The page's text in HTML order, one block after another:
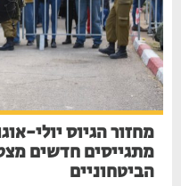
מתגייסים חדשים
הביטחוניים